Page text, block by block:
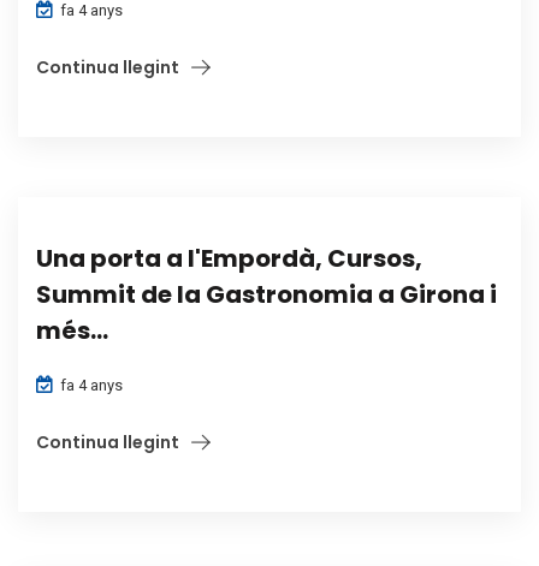
fa 4 anys
Continua llegint
Una porta a l'Empordà, Cursos,
Summit de la Gastronomia a Girona i
més...
fa 4 anys
Continua llegint